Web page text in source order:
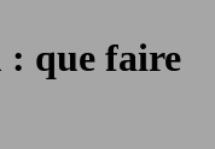
: que faire